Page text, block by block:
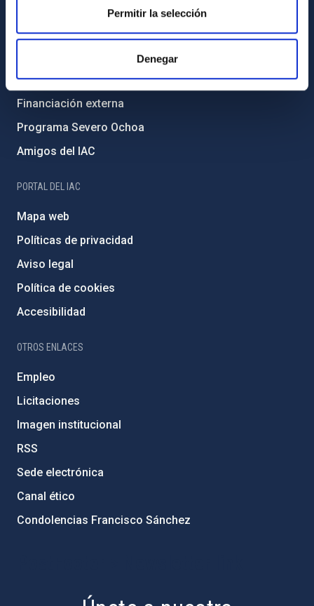
Permitir la selección
Denegar
Igualdad y diversidad de género
Forever IAC
Medio Ambiente y Sostenibilidad
Proyectos institucionales
Financiación externa
Programa Severo Ochoa
Amigos del IAC
PORTAL DEL IAC
Mapa web
Políticas de privacidad
Aviso legal
Política de cookies
Accesibilidad
OTROS ENLACES
Empleo
Licitaciones
Imagen institucional
RSS
Sede electrónica
Canal ético
Condolencias Francisco Sánchez